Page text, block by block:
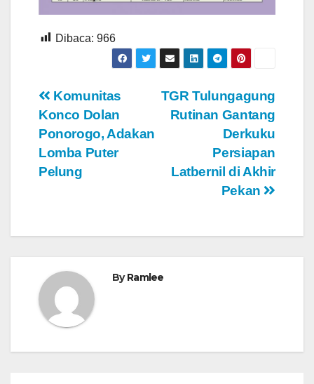
Dibaca: 966
Navigasi
pos
TGR Tulungagung
Rutinan Gantang
Derkuku
Persiapan
Latbernil di Akhir
Pekan
Komunitas
Konco Dolan
Ponorogo, Adakan
Lomba Puter
Pelung
ByRamlee